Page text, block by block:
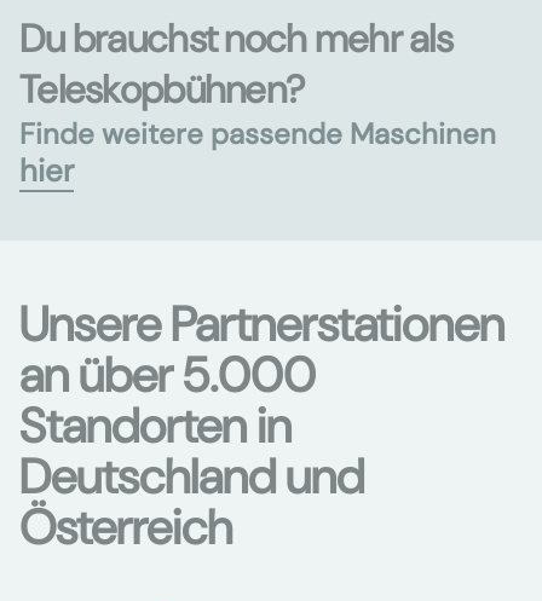
Du brauchst noch mehr als
Teleskopbühnen?
Finde weitere passende Maschinen
hier
Unsere Partnerstationen
an über 5.000
Standorten in
Deutschland und
Österreich